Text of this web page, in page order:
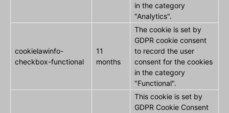
in the category
"Analytics".
cookielawinfo-
checkbox-functional
11
months
The cookie is set by
GDPR cookie consent
to record the user
consent for the cookies
in the category
"Functional".
This cookie is set by
GDPR Cookie Consent